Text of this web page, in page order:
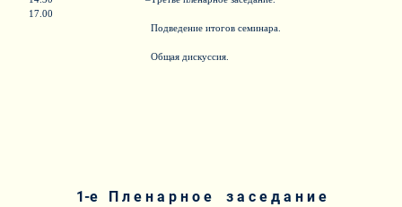
17.00
Подведение итогов семинара.
Общая дискуссия.
1-е П л е н а р н о е з а с е д а н и е